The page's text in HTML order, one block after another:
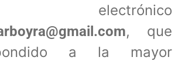
electrónico
, que
a la mayor